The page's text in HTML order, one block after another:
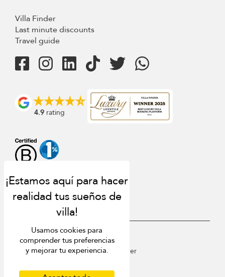
Villa Finder
Last minute discounts
Travel guide
4.9 rating
USD $ es Español
Copyright © 2026 St Barts Villa Finder
Usamos cookies para
comprender tus preferencias
y mejorar tu experiencia.